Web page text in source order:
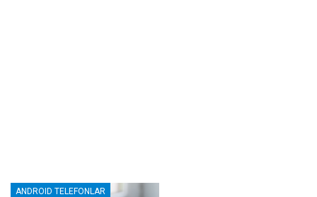
ANDROID TELEFONLAR